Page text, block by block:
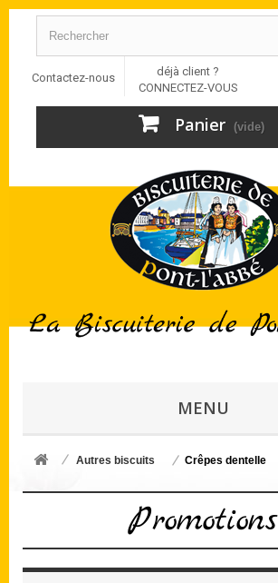
Contactez-nous
déjà client ?
CONNECTEZ-VOUS
Panier (vide)
MENU
Autres biscuits Crêpes dentelle
Promotions